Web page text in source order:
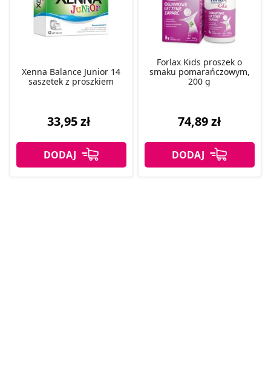
Xenna Balance Junior 14
saszetek z proszkiem
33,95 zł
Forlax Kids proszek o
smaku pomarańczowym,
200 g
74,89 zł